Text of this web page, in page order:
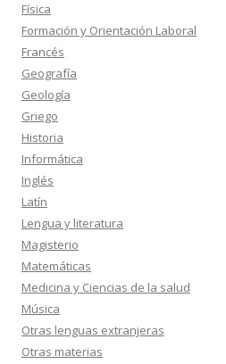
Física
Formación y Orientación Laboral
Francés
Geografía
Geología
Griego
Historia
Informática
Inglés
Latín
Lengua y literatura
Magisterio
Matemáticas
Medicina y Ciencias de la salud
Música
Otras lenguas extranjeras
Otras materias